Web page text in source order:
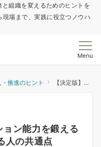
組織を変えるためのヒントを
場まで、実践に役立つノウハ
Menu
推進のヒント 【決定版】コミュニケーション能力を鍛える方法10選｜仕事で選ばれる人の共通点
ョン能力を鍛える
人の共通点